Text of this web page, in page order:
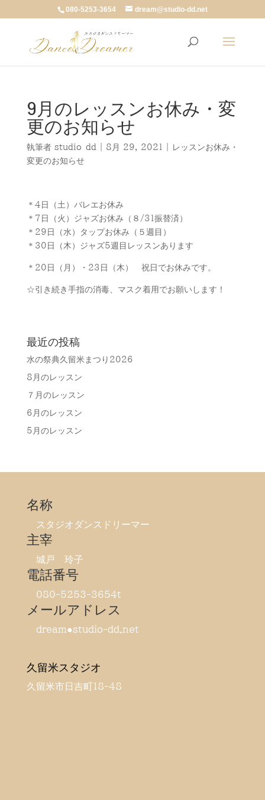
080-5253-3654 dream@studio-dd.net
9月のレッスンお休み・変
更のお知らせ
執筆者 studio-dd 8月 29, 2021
レッスンお休み・
変更のお知らせ
＊4日（土）バレエお休み
＊7日（火）ジャズお休み（８/31振替済）
＊29日（水）タップお休み（５週目）
＊30日（木）ジャズ5週目レッスンあります
＊20日（月）・23日（木） 祝日でお休みです。
☆引き続き手指の消毒、マスク着用でお願いします！
最近の投稿
水の祭典久留米まつり2026
8月のレッスン
７月のレッスン
6月のレッスン
5月のレッスン
名称
スタジオダンスドリーマー
主宰
城戸 玲子
電話番号
080-5253-3654t
メールアドレス
dream●studio-dd.net
久留米スタジオ
久留米市日吉町18-48